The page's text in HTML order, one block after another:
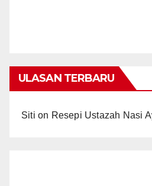
ULASAN TERBARU
Siti on Resepi Ustazah Nasi